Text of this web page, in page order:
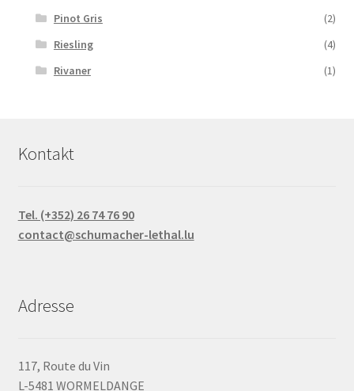
Pinot Gris
(2)
Riesling
(4)
Rivaner
(1)
Kontakt
Tel. (+352) 26 74 76 90
contact@schumacher-lethal.lu
Adresse
117, Route du Vin
L-5481 WORMELDANGE